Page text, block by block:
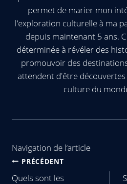
permet de marier mon
l'exploration culturelle à ma
depuis maintenant 5 ans.
déterminée à révéler des
promouvoir des
attendent d'être
culture du
Navigation de l’article
PRÉCÉDENT
Quels sont les